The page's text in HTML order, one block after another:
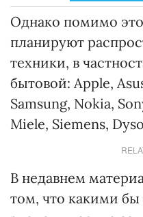
Однако помимо
планируют
техники, в
бытовой: Apple,
Samsung, Nokia,
Miele, Siemens,
В недавнем
том, что какими